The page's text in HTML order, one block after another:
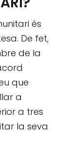
és
De fet,
de la
que
a
a tres
la seva